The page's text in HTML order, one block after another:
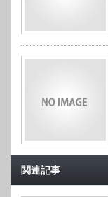
関連記事